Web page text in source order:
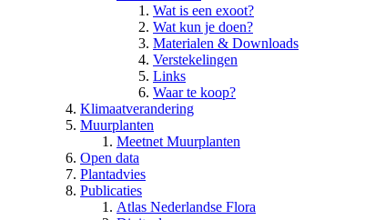
Wat is een exoot?
Wat kun je doen?
Materialen & Downloads
Verstekelingen
Links
Waar te koop?
Klimaatverandering
Muurplanten
Meetnet Muurplanten
Open data
Plantadvies
Publicaties
Atlas Nederlandse Flora